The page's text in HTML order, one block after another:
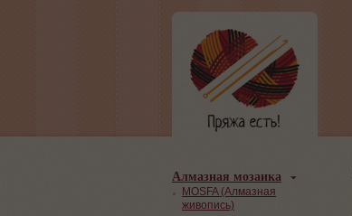
Алмазная мозаика
MOSFA (Алмазная
живопись)